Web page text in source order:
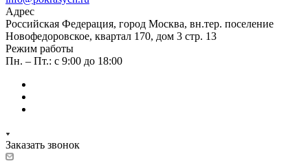
Адрес
Российская Федерация, город Москва, вн.тер. поселение
Новофедоровское, квартал 170, дом 3 стр. 13
Режим работы
Пн. – Пт.: с 9:00 до 18:00
Заказать звонок